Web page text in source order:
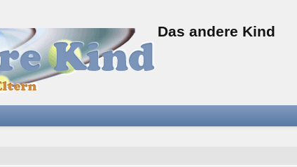
Das andere Kind